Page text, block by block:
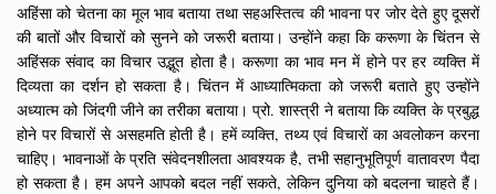
अहिंसा को चेतना का मूल भाव बताया तथा सहअस्तित्व की भावना पर जोर देते हुए दूसरों
की बातों और विचारों को सुनने को जरूरी बताया। उन्होंने कहा कि करूणा के चिंतन से
अहिंसक संवाद का विचार उद्भूत होता है। करूणा का भाव मन में होने पर हर व्यक्ति में
दिव्यता का दर्शन हो सकता है। चिंतन में आध्यात्मिकता को जरूरी बताते हुए उन्होंने
अध्यात्म को जिंदगी जीने का तरीका बताया। प्रो. शास्त्री ने बताया कि व्यक्ति के प्रबुद्ध
होने पर विचारों से असहमति होती है। हमें व्यक्ति, तथ्य एवं विचारों का अवलोकन करना
चाहिए। भावनाओं के प्रति संवेदनशीलता आवश्यक है, तभी सहानुभूतिपूर्ण वातावरण पैदा
हो सकता है। हम अपने आपको बदल नहीं सकते, लेकिन दुनिया को बदलना चाहते हैं।